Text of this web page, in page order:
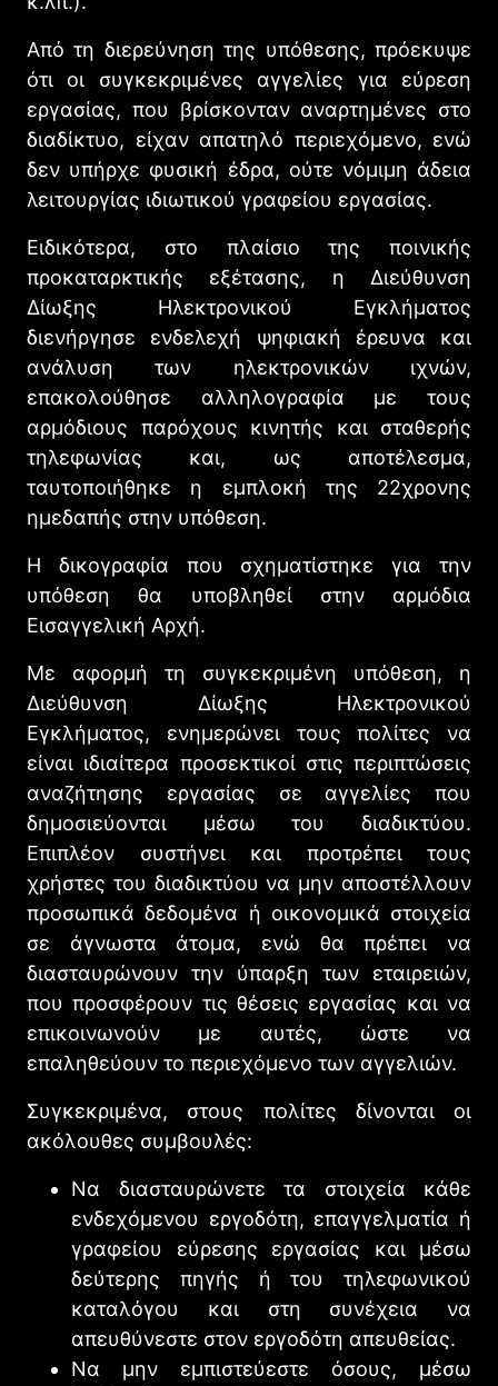
Από τη διερεύνηση της υπόθεσης, πρόεκυψε
ότι οι συγκεκριμένες αγγελίες για εύρεση
εργασίας, που βρίσκονταν αναρτημένες στο
διαδίκτυο, είχαν απατηλό περιεχόμενο, ενώ
δεν υπήρχε φυσική έδρα, ούτε νόμιμη άδεια
λειτουργίας ιδιωτικού γραφείου εργασίας.
Ειδικότερα, στο πλαίσιο της ποινικής
προκαταρκτικής εξέτασης, η Διεύθυνση
Δίωξης Ηλεκτρονικού Εγκλήματος
διενήργησε ενδελεχή ψηφιακή έρευνα και
ανάλυση των ηλεκτρονικών ιχνών,
επακολούθησε αλληλογραφία με τους
αρμόδιους παρόχους κινητής και σταθερής
τηλεφωνίας και, ως αποτέλεσμα,
ταυτοποιήθηκε η εμπλοκή της 22χρονης
ημεδαπής στην υπόθεση.
Η δικογραφία που σχηματίστηκε για την
υπόθεση θα υποβληθεί στην αρμόδια
Εισαγγελική Αρχή.
Με αφορμή τη συγκεκριμένη υπόθεση, η
Διεύθυνση Δίωξης Ηλεκτρονικού
Εγκλήματος, ενημερώνει τους πολίτες να
είναι ιδιαίτερα προσεκτικοί στις περιπτώσεις
αναζήτησης εργασίας σε αγγελίες που
δημοσιεύονται μέσω του διαδικτύου.
Επιπλέον συστήνει και προτρέπει τους
χρήστες του διαδικτύου να μην αποστέλλουν
προσωπικά δεδομένα ή οικονομικά στοιχεία
σε άγνωστα άτομα, ενώ θα πρέπει να
διασταυρώνουν την ύπαρξη των εταιρειών,
που προσφέρουν τις θέσεις εργασίας και να
επικοινωνούν με αυτές, ώστε να
επαληθεύουν το περιεχόμενο των αγγελιών.
Συγκεκριμένα, στους πολίτες δίνονται οι
ακόλουθες συμβουλές:
Να διασταυρώνετε τα στοιχεία κάθε
ενδεχόμενου εργοδότη, επαγγελματία ή
γραφείου εύρεσης εργασίας και μέσω
δεύτερης πηγής ή του τηλεφωνικού
καταλόγου και στη συνέχεια να
απευθύνεστε στον εργοδότη απευθείας.
Να μην εμπιστεύεστε όσους, μέσω